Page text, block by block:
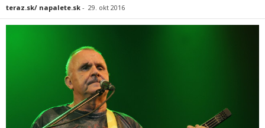
teraz.sk/ napalete.sk - 29. okt 2016